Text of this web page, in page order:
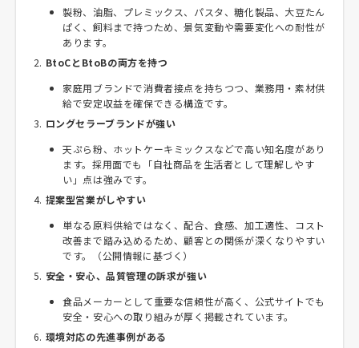
製粉、油脂、プレミックス、パスタ、糖化製品、大豆たん
ぱく、飼料まで持つため、景気変動や需要変化への耐性が
あります。
BtoCとBtoBの両方を持つ
家庭用ブランドで消費者接点を持ちつつ、業務用・素材供
給で安定収益を確保できる構造です。
ロングセラーブランドが強い
天ぷら粉、ホットケーキミックスなどで高い知名度があり
ます。採用面でも「自社商品を生活者として理解しやす
い」点は強みです。
提案型営業がしやすい
単なる原料供給ではなく、配合、食感、加工適性、コスト
改善まで踏み込めるため、顧客との関係が深くなりやすい
です。（公開情報に基づく）
安全・安心、品質管理の訴求が強い
食品メーカーとして重要な信頼性が高く、公式サイトでも
安全・安心への取り組みが厚く掲載されています。
環境対応の先進事例がある